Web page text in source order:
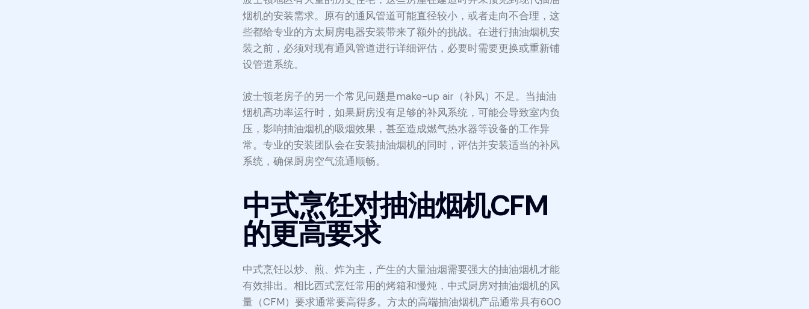
烟机的安装需求。原有的通风管道可能直径较小，或者走向不合理，这
些都给专业的方太厨房电器安装带来了额外的挑战。在进行抽油烟机安
装之前，必须对现有通风管道进行详细评估，必要时需要更换或重新铺
设管道系统。
波士顿老房子的另一个常见问题是make-up air（补风）不足。当抽油
烟机高功率运行时，如果厨房没有足够的补风系统，可能会导致室内负
压，影响抽油烟机的吸烟效果，甚至造成燃气热水器等设备的工作异
常。专业的安装团队会在安装抽油烟机的同时，评估并安装适当的补风
系统，确保厨房空气流通顺畅。
中式烹饪对抽油烟机CFM
的更高要求
中式烹饪以炒、煎、炸为主，产生的大量油烟需要强大的抽油烟机才能
有效排出。相比西式烹饪常用的烤箱和慢炖，中式厨房对抽油烟机的风
量（CFM）要求通常要高得多。方太的高端抽油烟机产品通常具有600